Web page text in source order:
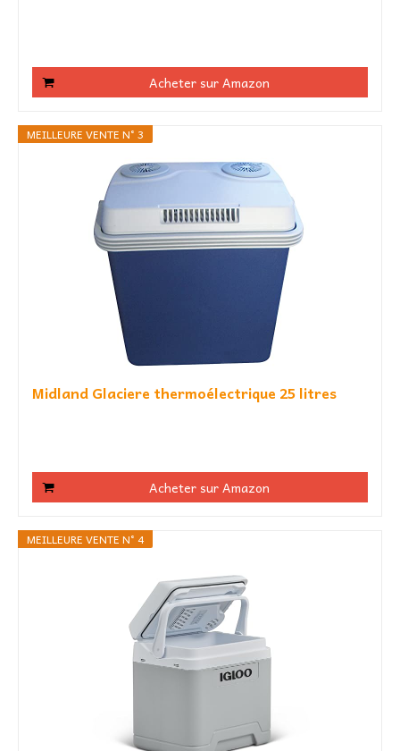
Acheter sur Amazon
MEILLEURE VENTE N° 3
Midland Glaciere thermoélectrique 25 litres
Acheter sur Amazon
MEILLEURE VENTE N° 4